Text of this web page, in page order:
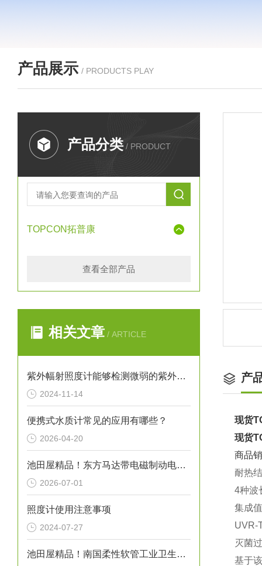
产品展示 / PRODUCTS PLAY
产品分类 / PRODUCT
TOPCON拓普康
查看全部产品
相关文章 / ARTICLE
紫外幅射照度计能够检测微弱的紫外线信号
2024-11-14
便携式水质计常见的应用有哪些？
2026-04-20
池田屋精品！东方马达带电磁制动电动机 6W型 参数介绍
2026-07-01
照度计使用注意事项
2024-07-27
池田屋精品！南国柔性软管工业卫生级法兰型软管 NK-1800SA 参数介绍
产
现货
现货
商品
耐热
4种波
集成
UVR-
灭菌
基于